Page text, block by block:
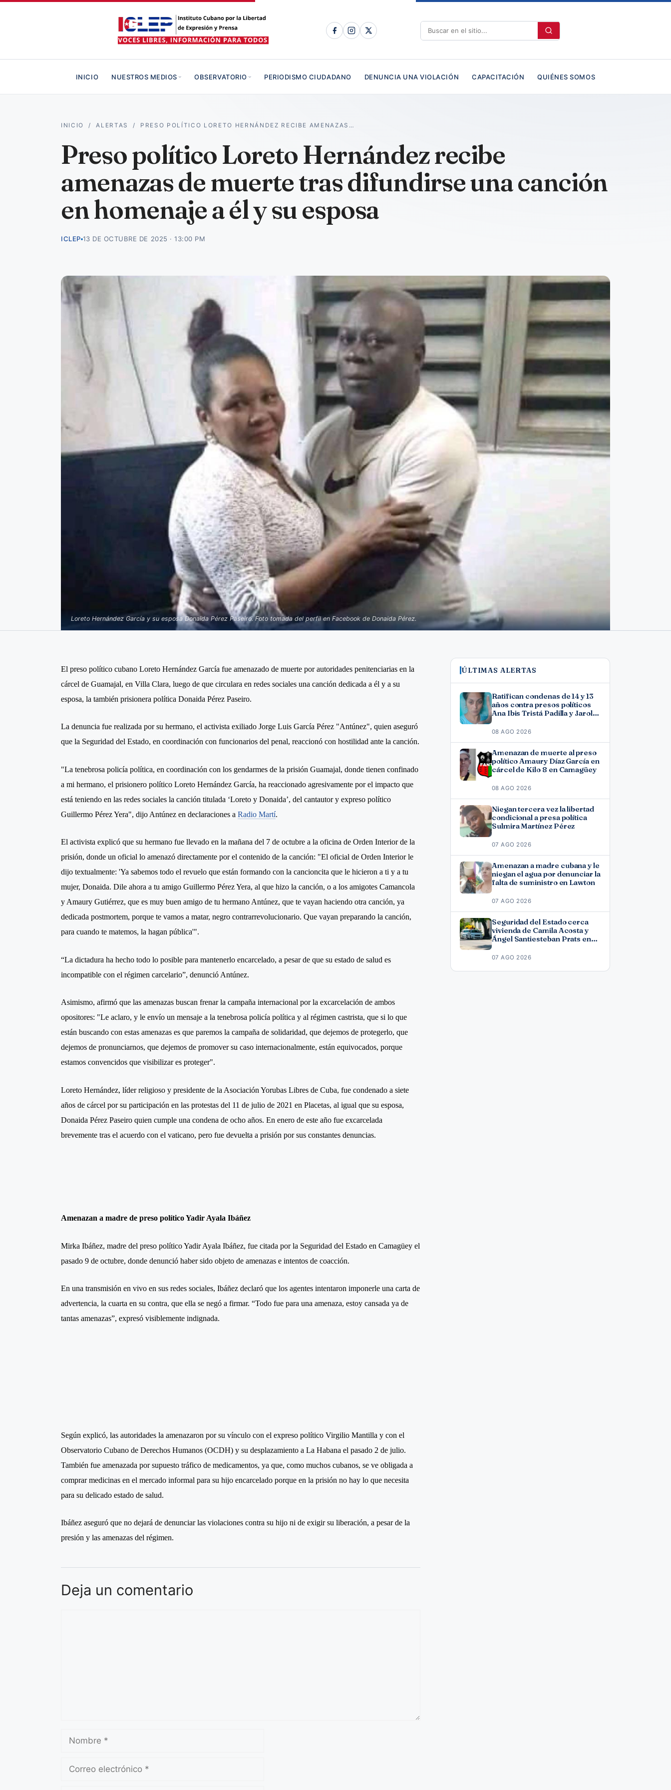
INICIO NUESTROS MEDIOS OBSERVATORIO PERIODISMO CIUDADANO DENUNCIA UNA VIOLACIÓN CAPACITACIÓN QUIÉNES SOMOS
INICIO /ALERTAS / PRESO POLÍTICO LORETO HERNÁNDEZ RECIBE AMENAZAS…
Preso político Loreto Hernández recibe
amenazas de muerte tras difundirse una canción
en homenaje a él y su esposa
ICLEP 13 DE OCTUBRE DE 2025 · 13:00 PM
Loreto Hernández García y su esposa Donaida Pérez Paseiro. Foto tomada del perfil en Facebook de Donaida Pérez.
El preso político cubano Loreto Hernández García fue amenazado de muerte por autoridades penitenciarias en la
cárcel de Guamajal, en Villa Clara, luego de que circulara en redes sociales una canción dedicada a él y a su
esposa, la también prisionera política Donaida Pérez Paseiro.
La denuncia fue realizada por su hermano, el activista exiliado Jorge Luis García Pérez "Antúnez", quien aseguró
que la Seguridad del Estado, en coordinación con funcionarios del penal, reaccionó con hostilidad ante la canción.
"La tenebrosa policía política, en coordinación con los gendarmes de la prisión Guamajal, donde tienen confinado
a mi hermano, el prisionero político Loreto Hernández García, ha reaccionado agresivamente por el impacto que
está teniendo en las redes sociales la canción titulada ‘Loreto y Donaida’, del cantautor y expreso político
Guillermo Pérez Yera", dijo Antúnez en declaraciones a Radio Martí.
El activista explicó que su hermano fue llevado en la mañana del 7 de octubre a la oficina de Orden Interior de la
prisión, donde un oficial lo amenazó directamente por el contenido de la canción: "El oficial de Orden Interior le
dijo textualmente: 'Ya sabemos todo el revuelo que están formando con la cancioncita que le hicieron a ti y a tu
mujer, Donaida. Dile ahora a tu amigo Guillermo Pérez Yera, al que hizo la canción, o a los amigotes Camancola
y Amaury Gutiérrez, que es muy buen amigo de tu hermano Antúnez, que te vayan haciendo otra canción, ya
dedicada postmortem, porque te vamos a matar, negro contrarrevolucionario. Que vayan preparando la canción,
para cuando te matemos, la hagan pública'".
“La dictadura ha hecho todo lo posible para mantenerlo encarcelado, a pesar de que su estado de salud es
incompatible con el régimen carcelario”, denunció Antúnez.
Asimismo, afirmó que las amenazas buscan frenar la campaña internacional por la excarcelación de ambos
opositores: "Le aclaro, y le envío un mensaje a la tenebrosa policía política y al régimen castrista, que si lo que
están buscando con estas amenazas es que paremos la campaña de solidaridad, que dejemos de protegerlo, que
dejemos de pronunciarnos, que dejemos de promover su caso internacionalmente, están equivocados, porque
estamos convencidos que visibilizar es proteger".
Loreto Hernández, líder religioso y presidente de la Asociación Yorubas Libres de Cuba, fue condenado a siete
años de cárcel por su participación en las protestas del 11 de julio de 2021 en Placetas, al igual que su esposa,
Donaida Pérez Paseiro quien cumple una condena de ocho años. En enero de este año fue excarcelada
brevemente tras el acuerdo con el vaticano, pero fue devuelta a prisión por sus constantes denuncias.
Amenazan a madre de preso político Yadir Ayala Ibáñez
Mirka Ibáñez, madre del preso político Yadir Ayala Ibáñez, fue citada por la Seguridad del Estado en Camagüey el
pasado 9 de octubre, donde denunció haber sido objeto de amenazas e intentos de coacción.
En una transmisión en vivo en sus redes sociales, Ibáñez declaró que los agentes intentaron imponerle una carta de
advertencia, la cuarta en su contra, que ella se negó a firmar. “Todo fue para una amenaza, estoy cansada ya de
tantas amenazas”, expresó visiblemente indignada.
Según explicó, las autoridades la amenazaron por su vínculo con el expreso político Virgilio Mantilla y con el
Observatorio Cubano de Derechos Humanos (OCDH) y su desplazamiento a La Habana el pasado 2 de julio.
También fue amenazada por supuesto tráfico de medicamentos, ya que, como muchos cubanos, se ve obligada a
comprar medicinas en el mercado informal para su hijo encarcelado porque en la prisión no hay lo que necesita
para su delicado estado de salud.
Ibáñez aseguró que no dejará de denunciar las violaciones contra su hijo ni de exigir su liberación, a pesar de la
presión y las amenazas del régimen.
Deja un comentario
Nombre
Correo
ÚLTIMAS ALERTAS
Ratifican condenas de 14 y 13
años contra presos políticos
Ana Ibis Tristá Padilla y Jarol
08 AGO 2026
Amenazan de muerte al preso
político Amaury Díaz García en
cárcel de Kilo 8 en Camagüey
08 AGO 2026
Niegan tercera vez la libertad
condicional a presa política
Sulmira Martínez Pérez
07 AGO 2026
Amenazan a madre cubana y le
niegan el agua por denunciar la
falta de suministro en Lawton
07 AGO 2026
Seguridad del Estado cerca
vivienda de Camila Acosta y
Ángel Santiesteban Prats en
07 AGO 2026